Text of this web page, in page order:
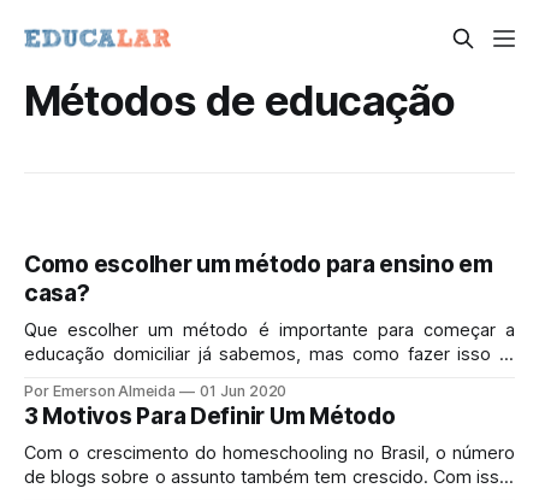
Métodos de educação
Como escolher um método para ensino em
casa?
Que escolher um método é importante para começar a
educação domiciliar já sabemos, mas como fazer isso é,
algumas dicas de como analisar um método e ver se ele se
alinha com a sua cosmovisão.
Por Emerson Almeida 01 Jun 2020
3 Motivos Para Definir Um Método
Com o crescimento do homeschooling no Brasil, o número
de blogs sobre o assunto também tem crescido. Com isso,